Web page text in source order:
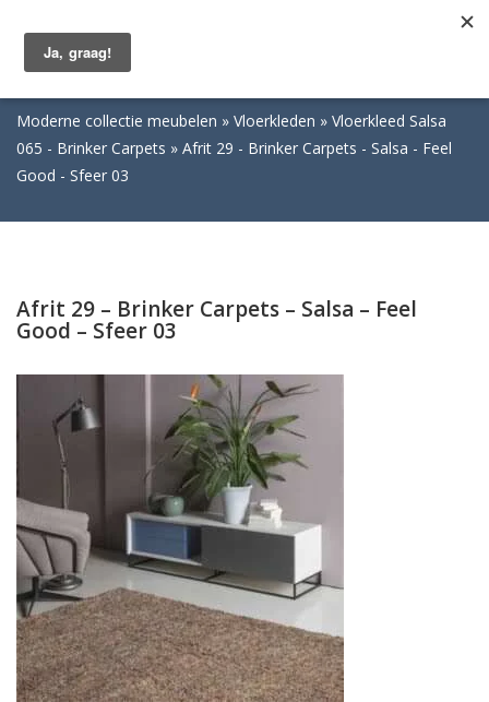
Moderne collectie meubelen Vloerkleden
Vloerkleed Salsa
065 - Brinker Carpets
Afrit 29 - Brinker Carpets - Salsa - Feel
Good - Sfeer 03
Afrit 29 – Brinker Carpets – Salsa – Feel
Good – Sfeer 03